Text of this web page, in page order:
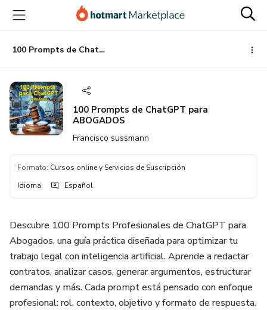
principal
página
de
página
100 Prompts de ChatGPT para ABOGADOS
100 Prompts de ChatGPT para
ABOGADOS
Francisco sussmann
Formato: Cursos online y Servicios de Suscripción
Idioma: Español
Descubre 100 Prompts Profesionales de ChatGPT para
Abogados, una guía práctica diseñada para optimizar tu
trabajo legal con inteligencia artificial. Aprende a redactar
contratos, analizar casos, generar argumentos, estructurar
demandas y más. Cada prompt está pensado con enfoque
profesional: rol, contexto, objetivo y formato de respuesta.